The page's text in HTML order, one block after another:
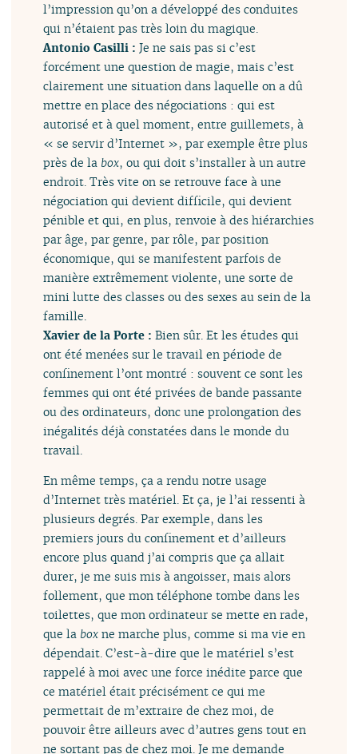
l’impression qu’on a développé des conduites
qui n’étaient pas très loin du magique.
Antonio Casilli :Je ne sais pas si c’est
forcément une question de magie, mais c’est
clairement une situation dans laquelle on a dû
mettre en place des négociations : qui est
autorisé et à quel moment, entre guillemets, à
« se servir d’Internet », par exemple être plus
près de la box, ou qui doit s’installer à un autre
endroit. Très vite on se retrouve face à une
négociation qui devient difficile, qui devient
pénible et qui, en plus, renvoie à des hiérarchies
par âge, par genre, par rôle, par position
économique, qui se manifestent parfois de
manière extrêmement violente, une sorte de
mini lutte des classes ou des sexes au sein de la
famille.
Xavier de la Porte :Bien sûr. Et les études qui
ont été menées sur le travail en période de
confinement l’ont montré : souvent ce sont les
femmes qui ont été privées de bande passante
ou des ordinateurs, donc une prolongation des
inégalités déjà constatées dans le monde du
travail.
En même temps, ça a rendu notre usage
d’Internet très matériel. Et ça, je l’ai ressenti à
plusieurs degrés. Par exemple, dans les
premiers jours du confinement et d’ailleurs
encore plus quand j’ai compris que ça allait
durer, je me suis mis à angoisser, mais alors
follement, que mon téléphone tombe dans les
toilettes, que mon ordinateur se mette en rade,
que la box ne marche plus, comme si ma vie en
dépendait. C’est-à-dire que le matériel s’est
rappelé à moi avec une force inédite parce que
ce matériel était précisément ce qui me
permettait de m’extraire de chez moi, de
pouvoir être ailleurs avec d’autres gens tout en
ne sortant pas de chez moi. Je me demande